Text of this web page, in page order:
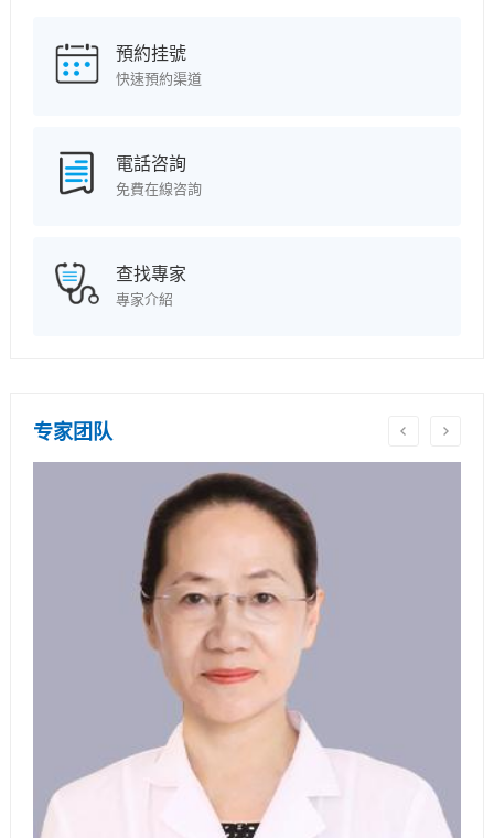
預約挂號
快速預約渠道
電話咨詢
免費在線咨詢
查找專家
專家介紹
专家团队